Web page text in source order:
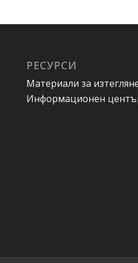
РЕСУРСИ
Материали за
Информационен